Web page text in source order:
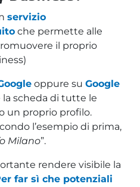
servizio
che permette alle
il proprio
oppure su Google
la scheda di tutte le
un proprio profilo.
l’esempio di prima,
Milano”.
rendere visibile la
far sì che potenziali